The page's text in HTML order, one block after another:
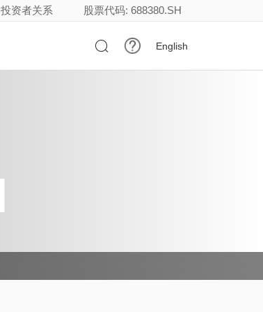
投资者关系 股票代码: 688380.SH
 English